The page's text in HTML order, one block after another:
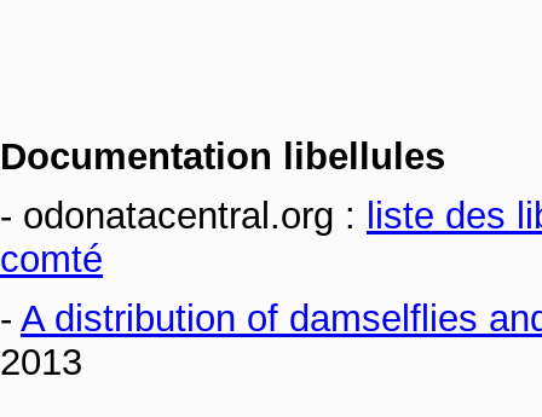
Documentation libellules
- odonatacentral.org : liste des
comté
- A distribution of damselflies
2013